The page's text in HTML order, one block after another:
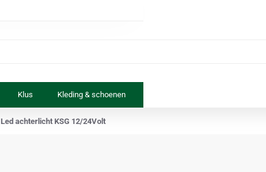
Klus Kleding & schoenen
Led achterlicht KSG 12/24Volt